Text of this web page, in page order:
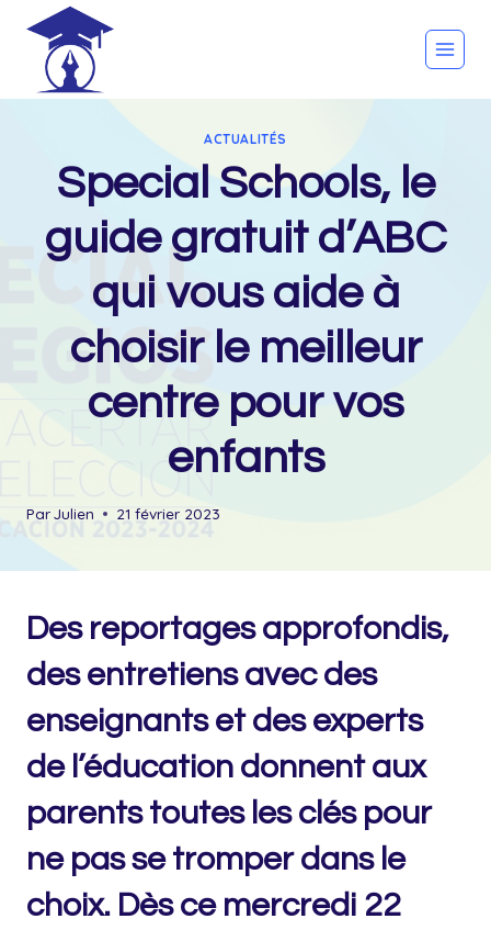
content
ACTUALITÉS
Special Schools, le
guide gratuit d’ABC
qui vous aide à
choisir le meilleur
centre pour vos
enfants
ParJulien 21 février 2023
Des reportages approfondis,
des entretiens avec des
enseignants et des experts
de l’éducation donnent aux
parents toutes les clés pour
ne pas se tromper dans le
choix. Dès ce mercredi 22